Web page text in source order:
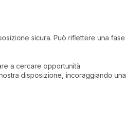
sicura. Può riflettere una fase
a cercare opportunità
disposizione, incoraggiando una